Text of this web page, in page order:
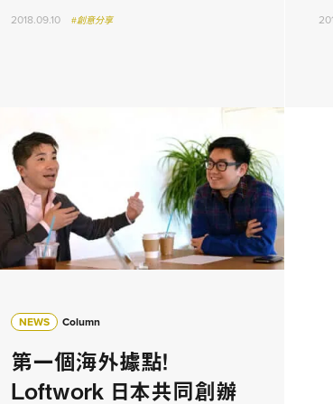
2018.09.10 #創意分享
NEWS Column
第一個海外據點！
Loftwork 日本共同創辦